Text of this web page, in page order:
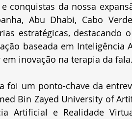
conquistas da nossa
Abu Dhabi, Cabo
estratégicas, destacando
baseada em Inteligência
inovação na terapia da fala.
foi um ponto-chave da
Bin Zayed University of
Artificial e Realidade